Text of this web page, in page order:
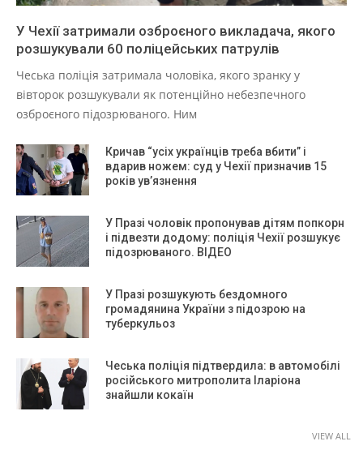
У Чехії затримали озброєного викладача, якого
розшукували 60 поліцейських патрулів
Чеська поліція затримала чоловіка, якого зранку у
вівторок розшукували як потенційно небезпечного
озброєного підозрюваного. Ним
Кричав “усіх українців треба вбити” і
вдарив ножем: суд у Чехії призначив 15
років ув’язнення
У Празі чоловік пропонував дітям попкорн
і підвезти додому: поліція Чехії розшукує
підозрюваного. ВІДЕО
У Празі розшукують бездомного
громадянина України з підозрою на
туберкульоз
Чеська поліція підтвердила: в автомобілі
російського митрополита Іларіона
знайшли кокаїн
VIEW ALL